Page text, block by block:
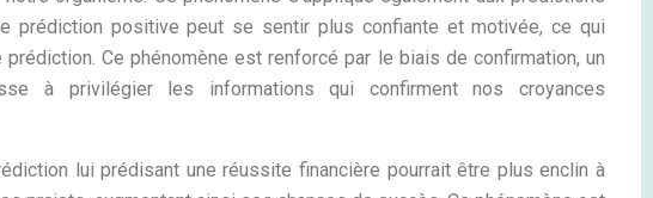
prédiction positive peut se sentir plus confiante et motivée, ce qui
prédiction. Ce phénomène est renforcé par le biais de confirmation, un
à privilégier les informations qui confirment nos croyances
lui prédisant une réussite financière pourrait être plus enclin à